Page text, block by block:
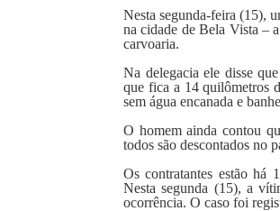
Nesta segunda-feira (15),
na cidade de Bela Vista –
carvoaria.
Na delegacia ele disse
que fica a 14 quilômetros
sem água encanada e
O homem ainda contou
todos são descontados no
Os contratantes estão há
Nesta segunda (15), a
ocorrência. O caso foi